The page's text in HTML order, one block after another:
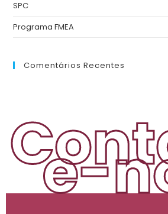
SPC
Programa FMEA
Comentários Recentes
e-